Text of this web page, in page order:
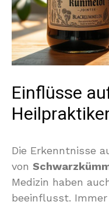
Einflüsse
Die Erkenntnisse
von
Medizin haben
beeinflusst.